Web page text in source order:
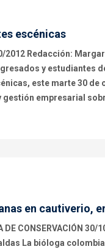
escénicas
2012 Redacción:
y estudiantes
este marte 30 de
empresarial
en cautiverio,
DE CONSERVACIÓN
La bióloga